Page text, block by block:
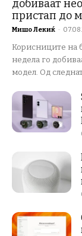
добиваат
пристап до
Мишо Лекиќ -
Корисниците на
недела го
модел. Од